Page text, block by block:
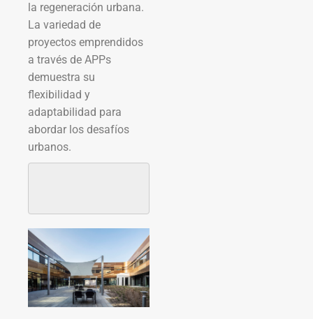
la regeneración urbana.
La variedad de
proyectos emprendidos
a través de APPs
demuestra su
flexibilidad y
adaptabilidad para
abordar los desafíos
urbanos.